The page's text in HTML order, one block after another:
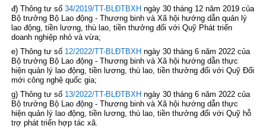
đ) Thông tư số34/2019/TT-BLĐTBXH ngày 30 tháng 12 năm 2019 của
Bộ trưởng Bộ Lao động - Thương binh và Xã hội hướng dẫn quản lý
lao động, tiền lương, thù lao, tiền thưởng đối với Quỹ Phát triển
doanh nghiệp nhỏ và vừa;
e) Thông tư số 12/2022/TT-BLĐTBXH ngày 30 tháng 6 năm 2022 của
Bộ trưởng Bộ Lao động - Thương binh và Xã hội hướng dẫn thực
hiện quản lý lao động, tiền lương, thù lao, tiền thưởng đối với Quỹ Đổi
mới công nghệ quốc gia;
g) Thông tư số 13/2022/TT-BLĐTBXH ngày 30 tháng 6 năm 2022 của
Bộ trưởng Bộ Lao động - Thương binh và Xã hội hướng dẫn thực
hiện quản lý lao động, tiền lương, thù lao, tiền thưởng đối với Quỹ hỗ
trợ phát triển hợp tác xã.